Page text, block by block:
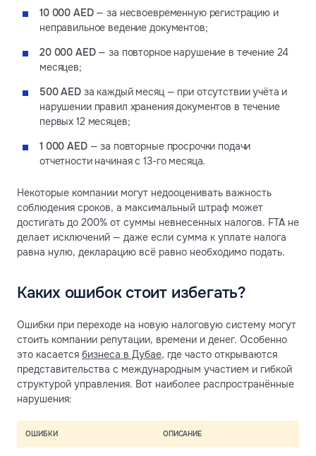
10 000 AED— за несвоевременную регистрацию и
неправильное ведение документов;
20 000 AED— за повторное нарушение в течение 24
месяцев;
500 AED за каждый месяц — при отсутствии учёта и
нарушении правил хранения документов в течение
первых 12 месяцев;
1 000 AED— за повторные просрочки подачи
отчетности начиная с 13-го месяца.
Некоторые компании могут недооценивать важность
соблюдения сроков, а максимальный штраф может
достигать до 200% от суммы невнесенных налогов. FTA не
делает исключений — даже если сумма к уплате налога
равна нулю, декларацию всё равно необходимо подать.
Каких ошибок стоит избегать?
Ошибки при переходе на новую налоговую систему могут
стоить компании репутации, времени и денег. Особенно
это касается бизнеса в Дубае, где часто открываются
представительства с международным участием и гибкой
структурой управления. Вот наиболее распространённые
нарушения:
ОШИБКИ ОПИСАНИЕ